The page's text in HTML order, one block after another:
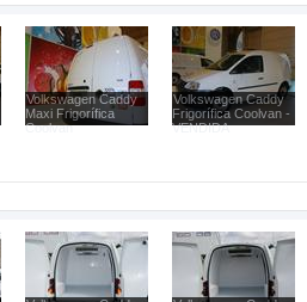
Volkswagen Caddy
Maxi Frigorífica
Coolvan
Volkswagen Caddy
Frigorífica Coolvan -
VENDIDA